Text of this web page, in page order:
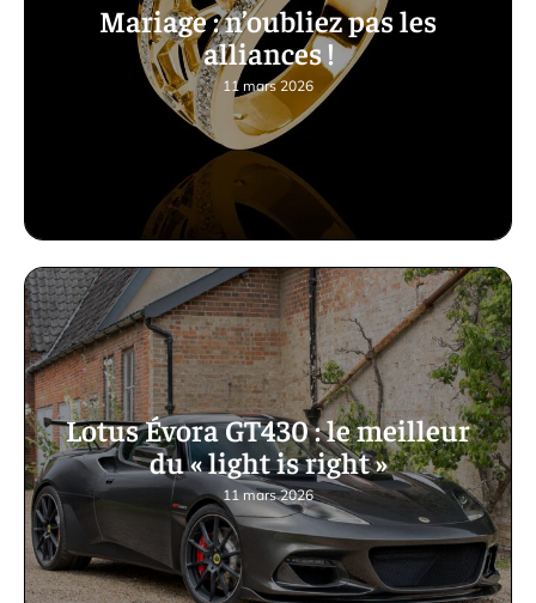
Mariage : n’oubliez pas les
alliances !
11 mars 2026
Lotus Évora GT430 : le meilleur
du « light is right »
11 mars 2026